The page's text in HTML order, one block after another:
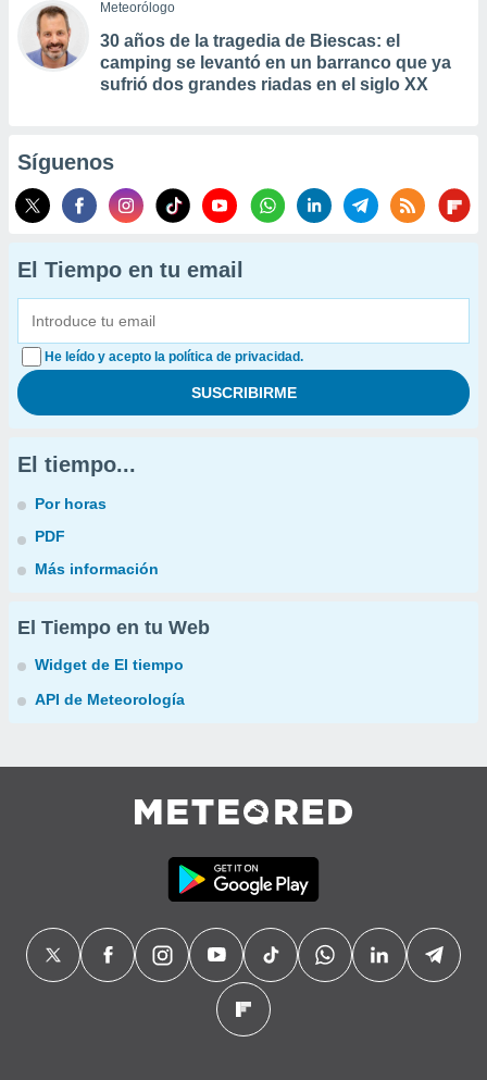
Meteorólogo
30 años de la tragedia de Biescas: el
camping se levantó en un barranco que ya
sufrió dos grandes riadas en el siglo XX
Síguenos
El Tiempo en tu email
He leído y acepto la política de privacidad.
El tiempo...
Por horas
PDF
Más información
El Tiempo en tu Web
Widget de El tiempo
API de Meteorología